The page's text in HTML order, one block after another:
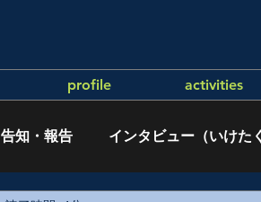
profile activities
告知・報告 インタビュー（いけた